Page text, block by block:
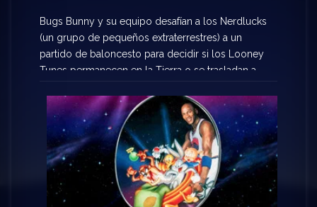
Bugs Bunny y su equipo desafían a los Nerdlucks
(un grupo de pequeños extraterrestres) a un
partido de baloncesto para decidir si los Looney
Tunes permanecen en la Tierra o se trasladan a
atracciones de Montaña Tontolandia. Los
Nerdlucks cuentan con una poderosa arma
secreta que los hace superiores: se han
apoderado de las mejores cualidades de las
estrellas de la NBA. Pero también los Looney
poseen un arma secreta: ¡Michael Jordan!.